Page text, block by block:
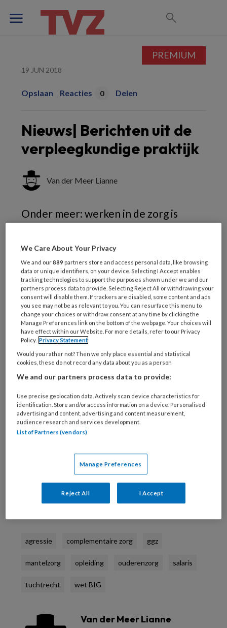
19 JUN 2018
Opslaan Reacties 0 Delen
Nieuws| Berichten uit de
verpleegkundige praktijk
Van der Meer Lianne
Onder meer: werken in de zorg is
Cullent-lezing, onderzoek naar jonge
mantelzorgers, nieuwe
verpleegkundige taal koppelt
gegevens, technologische
ontwikkelingen, het fotoverhaal
FNV Zorg & Welzijn rekende uit
PREMIUM
Bekijk de mogelijkheden
Al abonnee?Log dan in
PREMIUM
agressie complementaire zorg ggz
mantelzorg opleiding ouderenzorg salaris
tuchtrecht wet BIG
Van der Meer Lianne
We Care About Your Privacy
We and our889 partners store and access personal data, like browsing
data or unique identifiers, on your device. Selecting I Accept enables
tracking technologies to support the purposes shown under we and our
partners process data to provide. Selecting Reject All or withdrawing your
consent will disable them. If trackers are disabled, some content and ads
you see may not be as relevant to you. You can resurface this menu to
change your choices or withdraw consent at any time by clicking the
Manage Preferences link on the bottom of the webpage. Your choices will
have effect within our Website. For more details, refer to our Privacy
Policy. Privacy Statement
Would you rather not? Then we only place essential and statistical
cookies, these do not record any data about you as a person
We and our partners process data to provide:
Use precise geolocation data. Actively scan device characteristics for
identification. Store and/or access information on a device. Personalised
advertising and content, advertising and content measurement,
audience research and services development.
List of Partners (vendors)
Manage Preferences
Reject All I Accept